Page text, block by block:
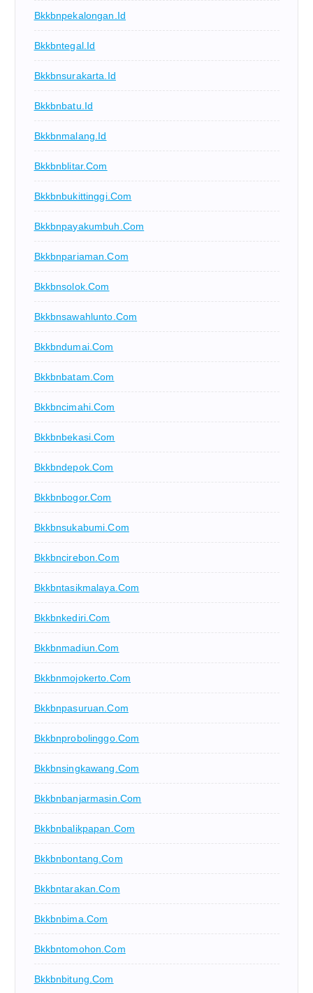
Bkkbnpekalongan.id
Bkkbntegal.id
Bkkbnsurakarta.id
Bkkbnbatu.id
Bkkbnmalang.id
Bkkbnblitar.com
Bkkbnbukittinggi.com
Bkkbnpayakumbuh.com
Bkkbnpariaman.com
Bkkbnsolok.com
Bkkbnsawahlunto.com
Bkkbndumai.com
Bkkbnbatam.com
Bkkbncimahi.com
Bkkbnbekasi.com
Bkkbndepok.com
Bkkbnbogor.com
Bkkbnsukabumi.com
Bkkbncirebon.com
Bkkbntasikmalaya.com
Bkkbnkediri.com
Bkkbnmadiun.com
Bkkbnmojokerto.com
Bkkbnpasuruan.com
Bkkbnprobolinggo.com
Bkkbnsingkawang.com
Bkkbnbanjarmasin.com
Bkkbnbalikpapan.com
Bkkbnbontang.com
Bkkbntarakan.com
Bkkbnbima.com
Bkkbntomohon.com
Bkkbnbitung.com